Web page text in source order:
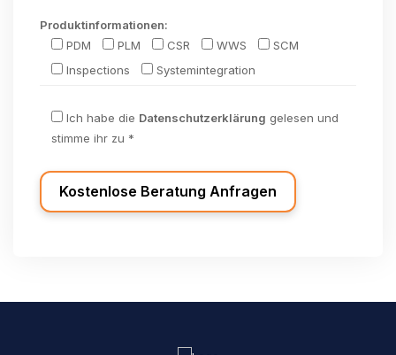
Produktinformationen:
PDM
PLM CSR WWS
SCM
Inspections
Systemintegration
Ich habe die Datenschutzerklärung gelesen und
stimme ihr zu *